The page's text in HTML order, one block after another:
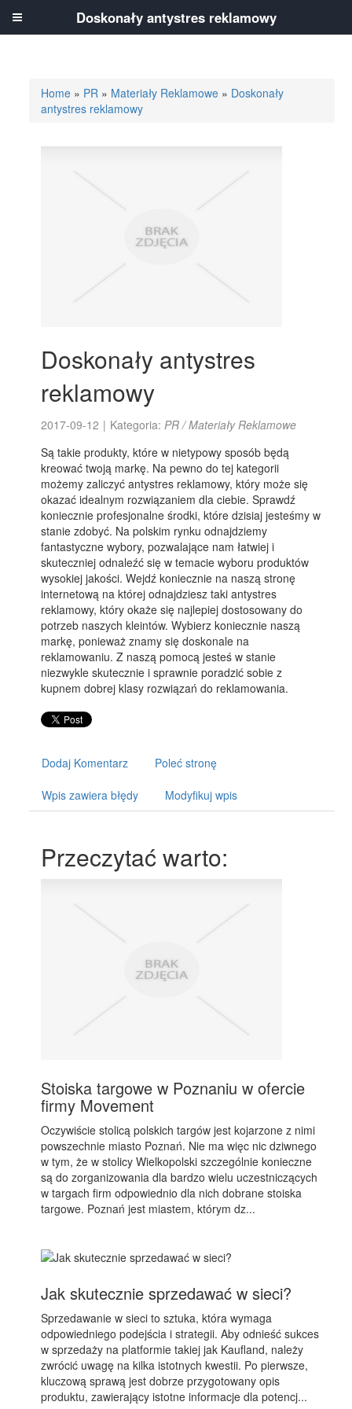
Home » PR » Materiały Reklamowe » Doskonały
antystres reklamowy
Doskonały antystres
reklamowy
2017-09-12 | Kategoria:PR / Materiały Reklamowe
Są takie produkty, które w nietypowy sposób będą
kreować twoją markę. Na pewno do tej kategorii
możemy zaliczyć antystres reklamowy, który może się
okazać idealnym rozwiązaniem dla ciebie. Sprawdź
koniecznie profesjonalne środki, które dzisiaj jesteśmy w
stanie zdobyć. Na polskim rynku odnajdziemy
fantastyczne wybory, pozwalające nam łatwiej i
skuteczniej odnaleźć się w temacie wyboru produktów
wysokiej jakości. Wejdź koniecznie na naszą stronę
internetową na której odnajdziesz taki antystres
reklamowy, który okaże się najlepiej dostosowany do
potrzeb naszych kleintów. Wybierz koniecznie naszą
markę, ponieważ znamy się doskonale na
reklamowaniu. Z naszą pomocą jesteś w stanie
niezwykle skutecznie i sprawnie poradzić sobie z
kupnem dobrej klasy rozwiązań do reklamowania.
Dodaj Komentarz Poleć stronę
Wpis zawiera błędy Modyfikuj wpis
Przeczytać warto:
Stoiska targowe w Poznaniu w ofercie
firmy Movement
Oczywiście stolicą polskich targów jest kojarzone z nimi
powszechnie miasto Poznań. Nie ma więc nic dziwnego
w tym, że w stolicy Wielkopolski szczególnie konieczne
są do zorganizowania dla bardzo wielu uczestniczących
w targach firm odpowiednio dla nich dobrane stoiska
targowe. Poznań jest miastem, którym dz...
Jak skutecznie sprzedawać w sieci?
Sprzedawanie w sieci to sztuka, która wymaga
odpowiedniego podejścia i strategii. Aby odnieść sukces
w sprzedaży na platformie takiej jak Kaufland, należy
zwrócić uwagę na kilka istotnych kwestii. Po pierwsze,
kluczową sprawą jest dobrze przygotowany opis
produktu, zawierający istotne informacje dla potencj...
Doskonały antystres reklamowy